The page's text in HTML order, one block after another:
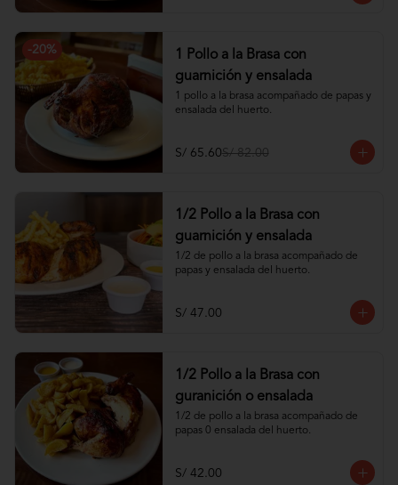
-20%
1 Pollo a la Brasa con
guarnición y ensalada
1 pollo a la brasa acompañado de papas y
ensalada del huerto.
S/ 65.60S/ 82.00
1/2 Pollo a la Brasa con
guarnición y ensalada
1/2 de pollo a la brasa acompañado de
papas y ensalada del huerto.
S/ 47.00
1/2 Pollo a la Brasa con
guranición o ensalada
1/2 de pollo a la brasa acompañado de
papas 0 ensalada del huerto.
S/ 42.00